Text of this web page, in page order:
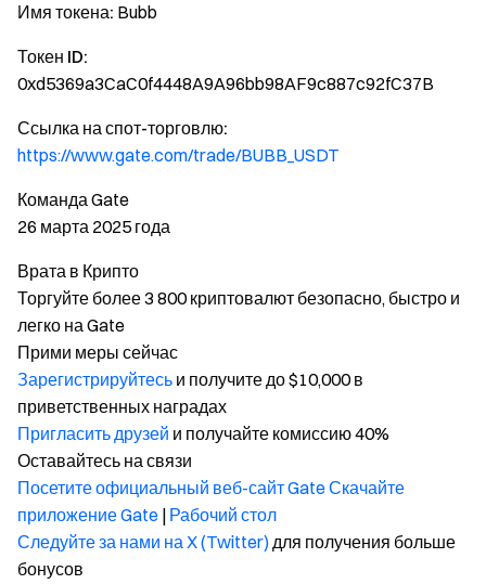
Имя токена: Bubb
Токен ID:
0xd5369a3CaC0f4448A9A96bb98AF9c887c92fC37B
Ссылка на спот-торговлю:
https://www.gate.com/trade/BUBB_USDT
Команда Gate
26 марта 2025 года
Врата в Крипто
Торгуйте более 3 800 криптовалют безопасно, быстро и
легко на Gate
Прими меры сейчас
Зарегистрируйтесь и получите до $10,000 в
приветственных наградах
Пригласить друзей и получайте комиссию 40%
Оставайтесь на связи
Посетите официальный веб-сайт GateСкачайте
приложение Gate | Рабочий стол
Следуйте за нами на X (Twitter)для получения больше
бонусов